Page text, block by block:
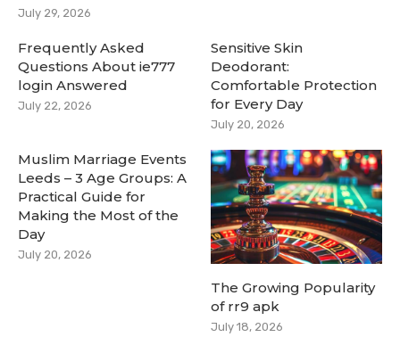
July 29, 2026
Frequently Asked
Questions About ie777
login Answered
July 22, 2026
Sensitive Skin
Deodorant:
Comfortable Protection
for Every Day
July 20, 2026
Muslim Marriage Events
Leeds – 3 Age Groups: A
Practical Guide for
Making the Most of the
Day
July 20, 2026
The Growing Popularity
of rr9 apk
July 18, 2026